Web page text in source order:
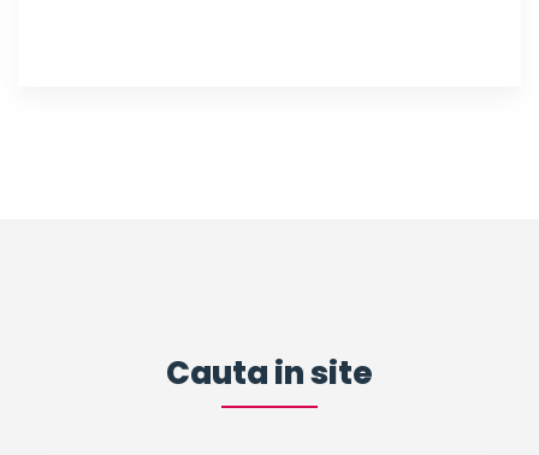
Cauta in site